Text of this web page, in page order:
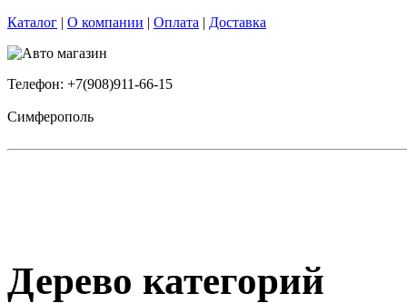
Каталог | О компании | Оплата | Доставка
Телефон: +7(908)911-66-15
Симферополь
Дерево категорий